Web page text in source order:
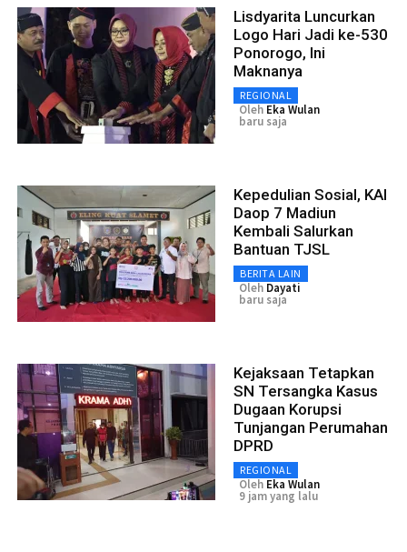
Lisdyarita Luncurkan
Logo Hari Jadi ke-530
Ponorogo, Ini
Maknanya
REGIONAL
Oleh Eka Wulan
baru saja
Kepedulian Sosial, KAI
Daop 7 Madiun
Kembali Salurkan
Bantuan TJSL
BERITA LAIN
Oleh Dayati
baru saja
Kejaksaan Tetapkan
SN Tersangka Kasus
Dugaan Korupsi
Tunjangan Perumahan
DPRD
REGIONAL
Oleh Eka Wulan
9 jam yang lalu